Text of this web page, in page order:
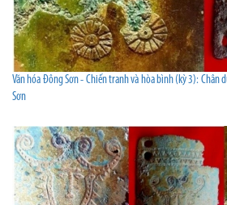
Văn hóa Đông Sơn - Chiến tranh và hòa bình (kỳ 3):
Sơn